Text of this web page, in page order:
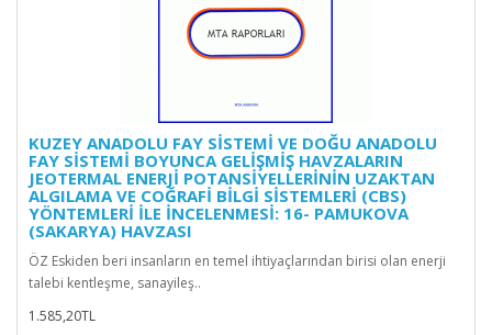
KUZEY ANADOLU FAY SİSTEMİ VE DOĞU ANADOLU
FAY SİSTEMİ BOYUNCA GELİŞMİŞ HAVZALARIN
JEOTERMAL ENERJİ POTANSİYELLERİNİN UZAKTAN
ALGILAMA VE COĞRAFİ BİLGİ SİSTEMLERİ (CBS)
YÖNTEMLERİ İLE İNCELENMESİ: 16- PAMUKOVA
(SAKARYA) HAVZASI
ÖZ Eskiden beri insanların en temel ihtiyaçlarından birisi olan enerji
talebi kentleşme, sanayileş..
1.585,20TL